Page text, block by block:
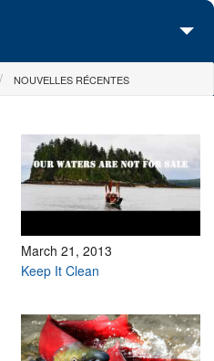
NOUVELLES RÉCENTES
March 21, 2013
Keep It Clean